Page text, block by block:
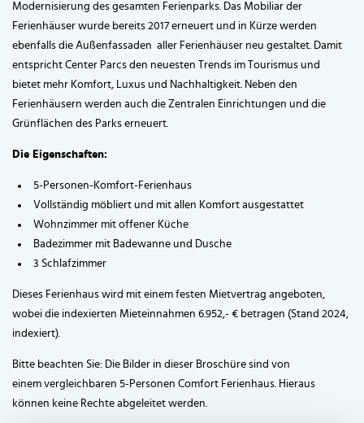
Modernisierung des gesamten Ferienparks. Das Mobiliar der
Ferienhäuser wurde bereits 2017 erneuert und in Kürze werden
ebenfalls die Außenfassaden aller Ferienhäuser neu gestaltet. Damit
entspricht Center Parcs den neuesten Trends im Tourismus und
bietet mehr Komfort, Luxus und Nachhaltigkeit. Neben den
Ferienhäusern werden auch die Zentralen Einrichtungen und die
Grünflächen des Parks erneuert.
Die Eigenschaften:
5-Personen-Komfort-Ferienhaus
Vollständig möbliert und mit allen Komfort ausgestattet
Wohnzimmer mit offener Küche
Badezimmer mit Badewanne und Dusche
3 Schlafzimmer
Dieses Ferienhaus wird mit einem festen Mietvertrag angeboten,
wobei die indexierten Mieteinnahmen 6.952,- € betragen (Stand 2024,
indexiert).
Bitte beachten Sie: Die Bilder in dieser Broschüre sind von
einem vergleichbaren 5-Personen Comfort Ferienhaus. Hieraus
können keine Rechte abgeleitet werden.